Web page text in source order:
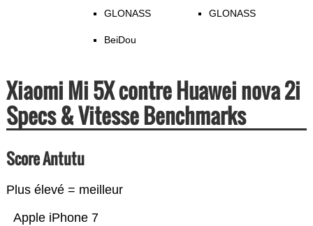
GLONASS
BeiDou
GLONASS
Xiaomi Mi 5X contre Huawei nova 2i
Specs & Vitesse Benchmarks
Score Antutu
Plus élevé = meilleur
Apple iPhone 7